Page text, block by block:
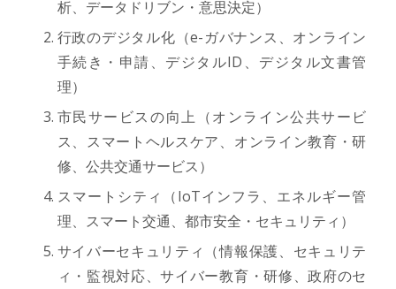
析、データドリブン・意思決定）
行政のデジタル化（e-ガバナンス、オンライン
手続き・申請、デジタルID、デジタル文書管
理）
市民サービスの向上（オンライン公共サービ
ス、スマートヘルスケア、オンライン教育・研
修、公共交通サービス）
スマートシティ（IoTインフラ、エネルギー管
理、スマート交通、都市安全・セキュリティ）
サイバーセキュリティ（情報保護、セキュリテ
ィ・監視対応、サイバー教育・研修、政府のセ